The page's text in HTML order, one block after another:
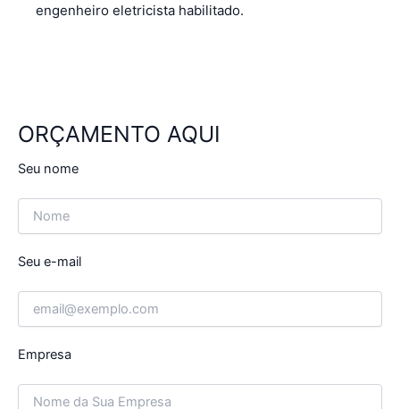
engenheiro eletricista habilitado.
ORÇAMENTO AQUI
Seu nome
Seu e-mail
Empresa